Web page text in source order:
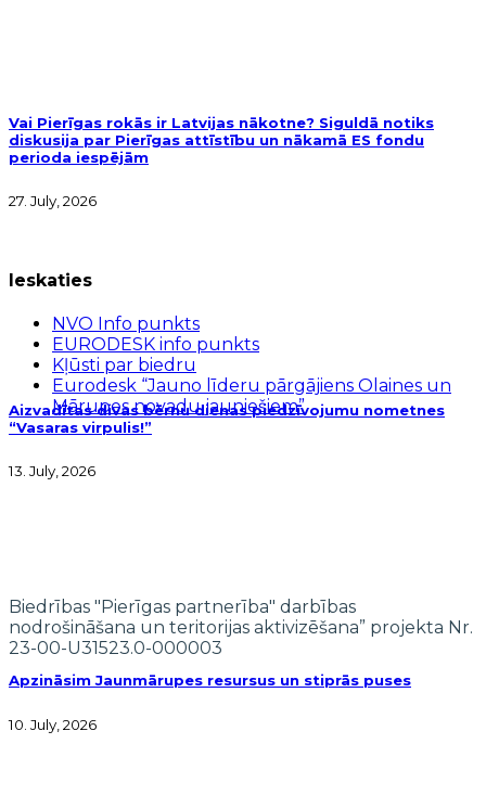
Vai Pierīgas rokās ir Latvijas nākotne? Siguldā notiks
diskusija par Pierīgas attīstību un nākamā ES fondu
perioda iespējām
27. July, 2026
Aizvadītas divas bērnu dienas piedzīvojumu nometnes
“Vasaras virpulis!”
13. July, 2026
Apzināsim Jaunmārupes resursus un stiprās puses
10. July, 2026
Ieskaties
NVO Info punkts
EURODESK info punkts
Kļūsti par biedru
Eurodesk “Jauno līderu pārgājiens Olaines un
Mārupes novadu jauniešiem”
Biedrības "Pierīgas partnerība" darbības
nodrošināšana un teritorijas aktivizēšana” projekta Nr.
23-00-U31523.0-000003